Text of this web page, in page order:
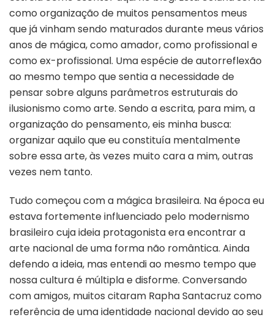
como organização de muitos pensamentos meus
que já vinham sendo maturados durante meus vários
anos de mágica, como amador, como profissional e
como ex-profissional. Uma espécie de autorreflexão
ao mesmo tempo que sentia a necessidade de
pensar sobre alguns parâmetros estruturais do
ilusionismo como arte. Sendo a escrita, para mim, a
organização do pensamento, eis minha busca:
organizar aquilo que eu constituía mentalmente
sobre essa arte, às vezes muito cara a mim, outras
vezes nem tanto.
Tudo começou com a mágica brasileira. Na época eu
estava fortemente influenciado pelo modernismo
brasileiro cuja ideia protagonista era encontrar a
arte nacional de uma forma não romântica. Ainda
defendo a ideia, mas entendi ao mesmo tempo que
nossa cultura é múltipla e disforme. Conversando
com amigos, muitos citaram Rapha Santacruz como
referência de uma identidade nacional devido ao seu